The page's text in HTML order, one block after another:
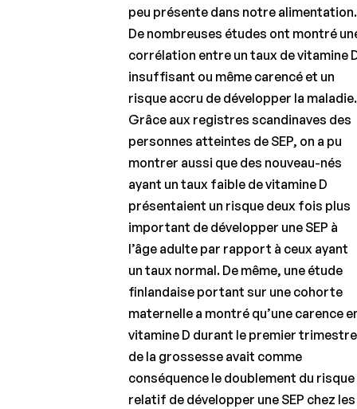
peu présente dans notre alimentation.
De nombreuses études ont montré
corrélation entre un taux de vitamine
insuffisant ou même carencé et un
risque accru de développer la maladie.
Grâce aux registres scandinaves des
personnes atteintes de SEP, on a pu
montrer aussi que des nouveau-nés
ayant un taux faible de vitamine D
présentaient un risque deux fois plus
important de développer une SEP à
l’âge adulte par rapport à ceux ayant
un taux normal. De même, une étude
finlandaise portant sur une cohorte
maternelle a montré qu’une carence
vitamine D durant le premier trimestre
de la grossesse avait comme
conséquence le doublement du risque
relatif de développer une SEP chez les